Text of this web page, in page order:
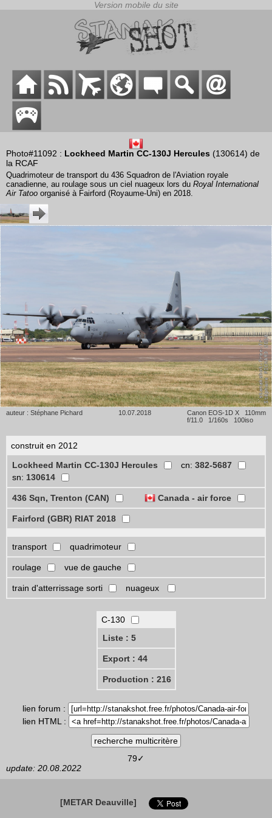
Photo#11092 : Lockheed Martin CC-130J Hercules (130614) de
la RCAF
Quadrimoteur de transport du 436 Squadron de l'Aviation royale
canadienne, au roulage sous un ciel nuageux lors du Royal International
Air Tatoo organisé à Fairford (Royaume-Uni) en 2018.
auteur : Stéphane Pichard 10.07.2018
Canon EOS-1D X 110mm
f/11.0 1/160s 100iso
construit en 2012
Lockheed Martin CC-130J Hercules
cn: 382-5687
sn: 130614
436 Sqn, Trenton (CAN) Canada - air force
Fairford (GBR) RIAT 2018
transport quadrimoteur
roulage vue de gauche
train d'atterrissage sorti nuageux
C-130
Liste : 5
Export : 44
Production : 216
lien forum :
lien HTML :
79✓
update: 20.08.2022
[METAR Deauville]